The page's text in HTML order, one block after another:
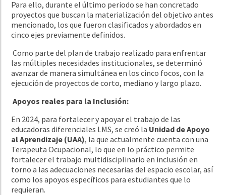
Para ello, durante el último periodo se han concretado
proyectos que buscan la materialización del objetivo antes
mencionado, los que fueron clasificados y abordados en
cinco ejes previamente definidos.
Como parte del plan de trabajo realizado para enfrentar
las múltiples necesidades institucionales, se determinó
avanzar de manera simultánea en los cinco focos, con la
ejecución de proyectos de corto, mediano y largo plazo.
Apoyos reales para la Inclusión:
En 2024, para fortalecer y apoyar el trabajo de las
educadoras diferenciales LMS, se creó la Unidad de Apoyo
al Aprendizaje (UAA), la que actualmente cuenta con una
Terapeuta Ocupacional, lo que en lo práctico permite
fortalecer el trabajo multidisciplinario en inclusión en
torno a las adecuaciones necesarias del espacio escolar, así
como los apoyos específicos para estudiantes que lo
requieran.